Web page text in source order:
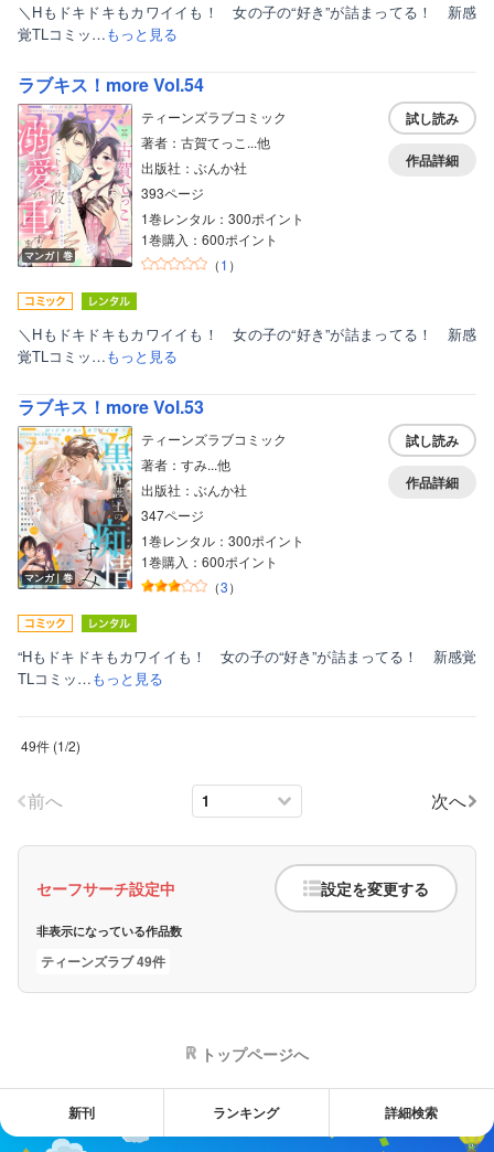
＼Hもドキドキもカワイイも！ 女の子の“好き”が詰まってる！ 新感
覚TLコミッ…もっと見る
ラブキス！more Vol.54
マンガ｜巻
ティーンズラブコミック
著者：古賀てっこ...他
出版社：ぶんか社
393ページ
1巻レンタル：300ポイント
1巻購入：600ポイント
（1 ）
試し読み
作品詳細
＼Hもドキドキもカワイイも！ 女の子の“好き”が詰まってる！ 新感
覚TLコミッ…もっと見る
ラブキス！more Vol.53
マンガ｜巻
ティーンズラブコミック
著者：すみ...他
出版社：ぶんか社
347ページ
1巻レンタル：300ポイント
1巻購入：600ポイント
（3）
試し読み
作品詳細
“Hもドキドキもカワイイも！ 女の子の“好き”が詰まってる！ 新感覚
TLコミッ…もっと見る
49件 (1/2)
前へ 次へ
セーフサーチ設定中 設定を変更する
非表示になっている作品数
ティーンズラブ 49件
トップページへ
新刊 ランキング 詳細検索